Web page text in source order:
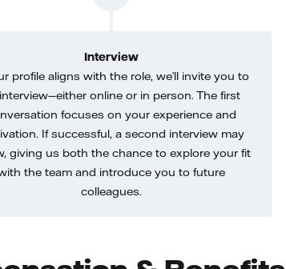
Interview
profile aligns with the role, we’ll invite you to
online or in person. The first
focuses on your experience and
If successful, a second interview may
giving us both the chance to explore your fit
the team and introduce you to future
colleagues.